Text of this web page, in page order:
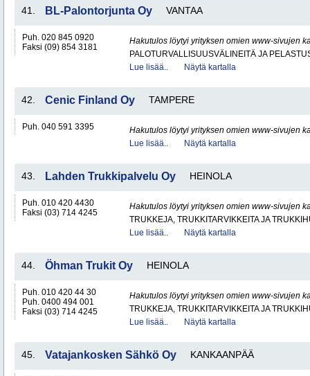
41. BL-Palontorjunta Oy VANTAA
Puh. 020 845 0920
Faksi (09) 854 3181
Hakutulos löytyi yrityksen omien www-sivujen
PALOTURVALLISUUSVÄLINEITÄ JA
Lue lisää..
Näytä kartalla
42. Cenic Finland Oy TAMPERE
Puh. 040 591 3395
Hakutulos löytyi yrityksen omien www-sivujen
Lue lisää..
Näytä kartalla
43. Lahden Trukkipalvelu Oy HEINOLA
Puh. 010 420 4430
Faksi (03) 714 4245
Hakutulos löytyi yrityksen omien www-sivujen
TRUKKEJA, TRUKKITARVIKKEITA JA
Lue lisää..
Näytä kartalla
44. Öhman Trukit Oy HEINOLA
Puh. 010 420 44 30
Puh. 0400 494 001
Faksi (03) 714 4245
Hakutulos löytyi yrityksen omien www-sivujen
TRUKKEJA, TRUKKITARVIKKEITA JA
Lue lisää..
Näytä kartalla
45. Vatajankosken Sähkö Oy KANKAANPÄÄ